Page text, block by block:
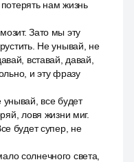
нам жизнь
Зато мы эту
Не унывай, не
вставай, давай,
и эту фразу
все будет
ловя жизни миг.
будет супер, не
солнечного света,